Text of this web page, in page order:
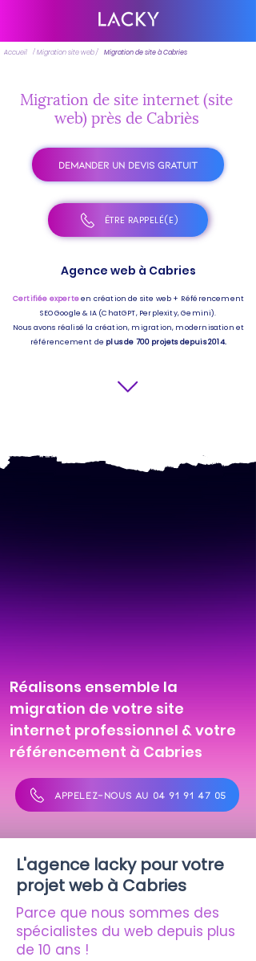
Accueil / Migration site web / Migration de site à Cabries
Migration de site internet (site
web) près de Cabriès
DEMANDER UN DEVIS GRATUIT
ÊTRE RAPPELÉ(E)
Agence web à Cabries
Certifiée experteen création de site web + Référencement
SEO Google & IA (ChatGPT, Perplexity, Gemini).
Nous avons réalisé la création, migration, modernisation et
référencement de plus de 700 projets depuis 2014.
Réalisons ensemble la
migration de votre site
internet professionnel & votre
référencement à Cabries
APPELEZ-NOUS AU 04 91 91 47 05
L'agence lacky pour votre
projet web à Cabries
Parce que nous sommes des
spécialistes du web depuis plus
de 10 ans !